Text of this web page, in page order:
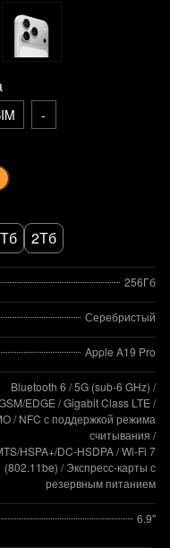
-
2Тб
256Гб
Серебристый
Apple A19 Pro
Bluetooth 6 / 5G (sub‑6 GHz) /
EDGE / Gigabit Class LTE /
/ NFC с поддержкой режима
считывания /
HSPA+/DC‑HSDPA / Wi‑Fi 7
(802.11be) / Экспресс‑карты с
резервным питанием
6.9"